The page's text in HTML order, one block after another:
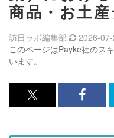
商品・お土産
このページはPayke社のス
います。
訪日ラボ編集部 2026-
x<br>